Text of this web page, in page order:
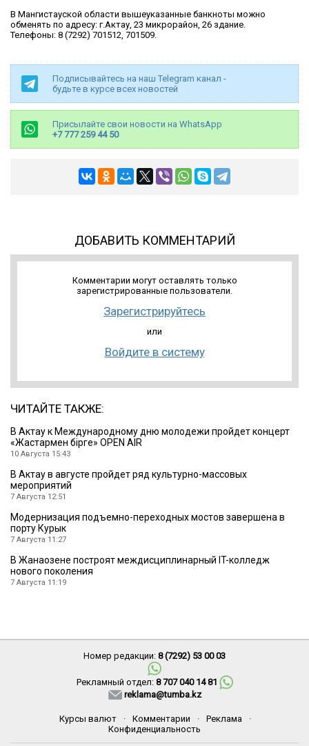
В Мангистауской области вышеуказанные банкноты можно
обменять по адресу: г.Актау, 23 микрорайон, 26 здание.
Телефоны: 8 (7292) 701512, 701509.
Подписывайтесь на наш Telegram канал -
будьте в курсе всех новостей
Присылайте свои новости на WhatsApp
+7 777 259 44 50
ДОБАВИТЬ КОММЕНТАРИЙ
Комментарии могут оставлять только
зарегистрированные пользователи.
Зарегистрируйтесь
или
Войдите в систему
ЧИТАЙТЕ ТАКЖЕ:
В Актау к Международному дню молодежи пройдет концерт
«Жастармен бірге» OPEN AIR
10 Августа 15:43
В Актау в августе пройдет ряд культурно-массовых
мероприятий
7 Августа 12:51
Модернизация подъемно-переходных мостов завершена в
порту Курык
7 Августа 11:27
В Жанаозене построят междисциплинарный IT-колледж
нового поколения
7 Августа 11:19
Номер редакции: 8 (7292) 53 00 03
Рекламный отдел: 8 707 040 14 81
reklama@tumba.kz
Курсы валют · Комментарии · Реклама
·
Конфиденциальность